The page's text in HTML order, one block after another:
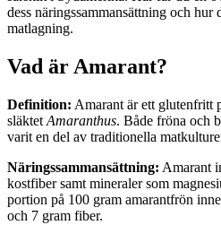
dess näringssammansättning och hur
matlagning.
Vad är Amarant?
Definition: Amarant är ett glutenfritt
släktet Amaranthus. Både fröna och
varit en del av traditionella
Näringssammansättning: Amarant
kostfiber samt mineraler som
portion på 100 gram amarantfrön
och 7 gram fiber.